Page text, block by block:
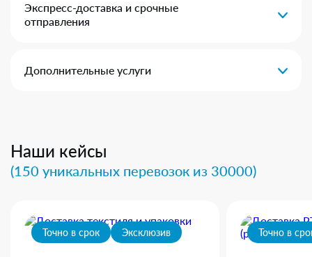
Экспресс-доставка и срочные
отправления
Дополнительные услуги
Наши кейсы
(150 уникальных перевозок из 30000)
Точно в срок Эксклюзив Точно в